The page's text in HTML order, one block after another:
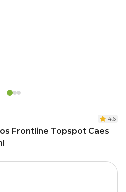
4.6
Frontline Topspot Cães